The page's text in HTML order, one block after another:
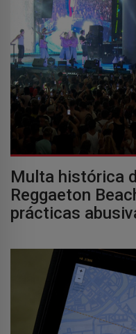
Multa histórica
Reggaeton
prácticas